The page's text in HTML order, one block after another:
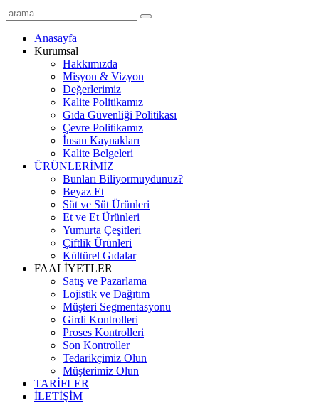
Anasayfa
Kurumsal
Hakkımızda
Misyon & Vizyon
Değerlerimiz
Kalite Politikamız
Gıda Güvenliği Politikası
Çevre Politikamız
İnsan Kaynakları
Kalite Belgeleri
ÜRÜNLERİMİZ
Bunları Biliyormuydunuz?
Beyaz Et
Süt ve Süt Ürünleri
Et ve Et Ürünleri
Yumurta Çeşitleri
Çiftlik Ürünleri
Kültürel Gıdalar
FAALİYETLER
Satış ve Pazarlama
Lojistik ve Dağıtım
Müşteri Segmentasyonu
Girdi Kontrolleri
Proses Kontrolleri
Son Kontroller
Tedarikçimiz Olun
Müşterimiz Olun
TARİFLER
İLETİŞİM